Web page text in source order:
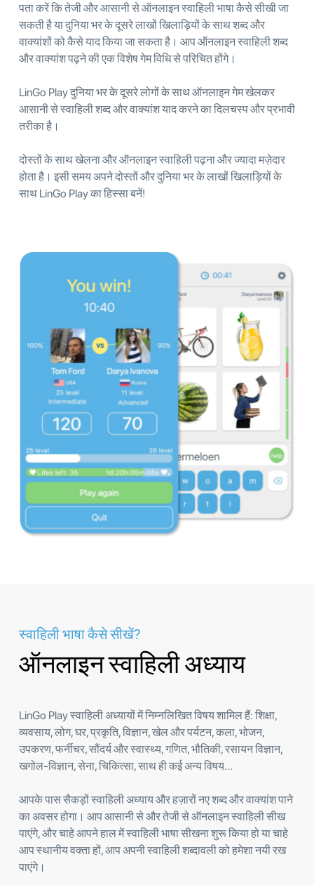
पता करें कि तेजी और आसानी से ऑनलाइन स्वाहिली भाषा कैसे सीखी जा
सकती है या दुनिया भर के दूसरे लाखों खिलाड़ियों के साथ शब्द और
वाक्यांशों को कैसे याद किया जा सकता है। आप ऑनलाइन स्वाहिली शब्द
और वाक्यांश पढ़ने की एक विशेष गेम विधि से परिचित होंगे।
LinGo Play दुनिया भर के दूसरे लोगों के साथ ऑनलाइन गेम खेलकर
आसानी से स्वाहिली शब्द और वाक्यांश याद करने का दिलचस्प और प्रभावी
तरीका है।
दोस्तों के साथ खेलना और ऑनलाइन स्वाहिली पढ़ना और ज्यादा मज़ेदार
होता है। इसी समय अपने दोस्तों और दुनिया भर के लाखों खिलाड़ियों के
साथ LinGo Play का हिस्सा बनें!
स्वाहिली भाषा कैसे सीखें?
ऑनलाइन स्वाहिली अध्याय
LinGo Play स्वाहिली अध्यायों में निम्नलिखित विषय शामिल हैं: शिक्षा,
व्यवसाय, लोग, घर, प्रकृति, विज्ञान, खेल और पर्यटन, कला, भोजन,
उपकरण, फर्नीचर, सौंदर्य और स्वास्थ्य, गणित, भौतिकी, रसायन विज्ञान,
खगोल-विज्ञान, सेना, चिकित्सा, साथ ही कई अन्य विषय...
आपके पास सैकड़ों स्वाहिली अध्याय और हज़ारों नए शब्द और वाक्यांश पाने
का अवसर होगा। आप आसानी से और तेजी से ऑनलाइन स्वाहिली सीख
पाएंगे, और चाहे आपने हाल में स्वाहिली भाषा सीखना शुरू किया हो या चाहे
आप स्थानीय वक्ता हों, आप अपनी स्वाहिली शब्दावली को हमेशा नयी रख
पाएंगे।